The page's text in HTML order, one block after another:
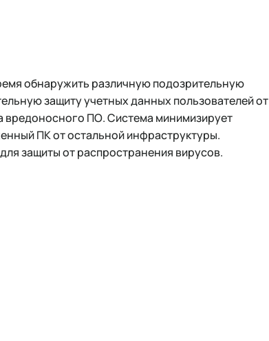
обнаружить различную подозрительную
защиту учетных данных пользователей от
вредоносного ПО. Система минимизирует
ПК от остальной инфраструктуры.
защиты от распространения вирусов.